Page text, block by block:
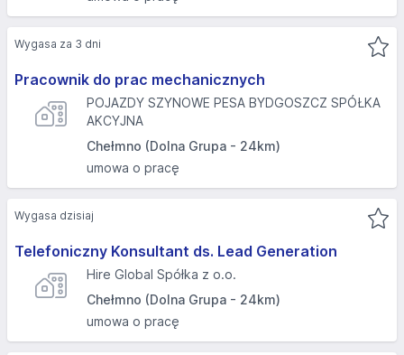
Pracownik do prac mechanicznych
POJAZDY SZYNOWE PESA BYDGOSZCZ SPÓŁKA
AKCYJNA
Chełmno (Dolna Grupa - 24km)
umowa o pracę
Wygasa za 3 dni
Telefoniczny Konsultant ds. Lead Generation
Hire Global Spółka z o.o.
Chełmno (Dolna Grupa - 24km)
umowa o pracę
Wygasa dzisiaj